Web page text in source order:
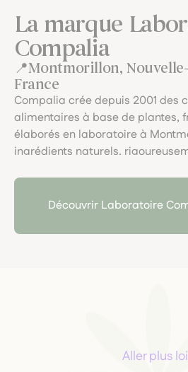
La marque
Compalia
Montmorillon,
France
Compalia crée depuis 2001 des
alimentaires à base de plantes,
élaborés en laboratoire à
ingrédients naturels,
et respect du vivant, pour des
et accessibles.
Découvrir Laboratoire
Aller plus